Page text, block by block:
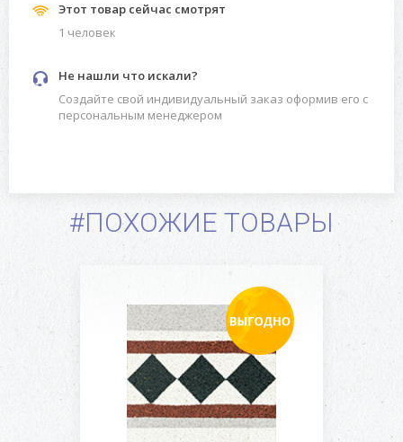
Этот товар сейчас смотрят
1 человек
Не нашли что искали?
Создайте свой индивидуальный заказ оформив его с
персональным менеджером
#ПОХОЖИЕ ТОВАРЫ